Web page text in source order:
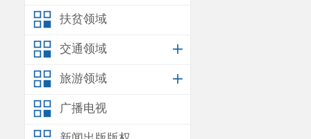
扶贫领域
交通领域
旅游领域
广播电视